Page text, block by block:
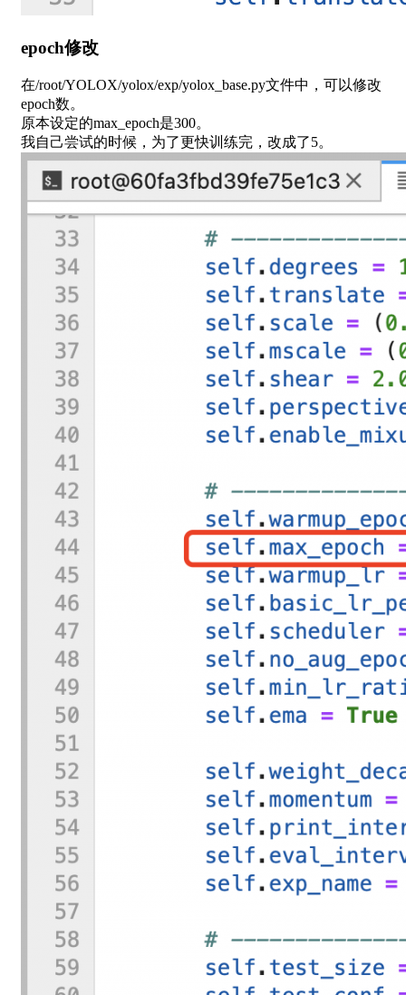
epoch修改
在/root/YOLOX/yolox/exp/yolox_base.py文件中，可以修改
epoch数。
原本设定的max_epoch是300。
我自己尝试的时候，为了更快训练完，改成了5。